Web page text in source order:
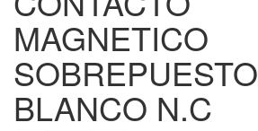
MAGNETICO
SOBREPUESTO
BLANCO N.C